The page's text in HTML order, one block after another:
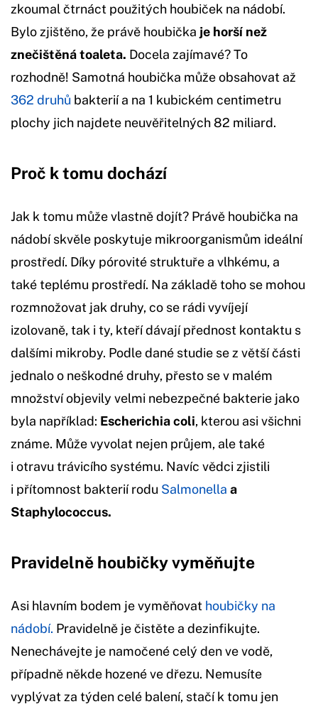
zkoumal čtrnáct použitých houbiček na nádobí.
Bylo zjištěno, že právě houbička je horší než
znečištěná toaleta. Docela zajímavé? To
rozhodně! Samotná houbička může obsahovat až
362 druhů bakterií a na 1 kubickém centimetru
plochy jich najdete neuvěřitelných 82 miliard.
Proč k tomu dochází
Jak k tomu může vlastně dojít? Právě houbička na
nádobí skvěle poskytuje mikroorganismům ideální
prostředí. Díky pórovité struktuře a vlhkému, a
také teplému prostředí. Na základě toho se mohou
rozmnožovat jak druhy, co se rádi vyvíjejí
izolovaně, tak i ty, kteří dávají přednost kontaktu s
dalšími mikroby. Podle dané studie se z větší části
jednalo o neškodné druhy, přesto se v malém
množství objevily velmi nebezpečné bakterie jako
byla například: Escherichia coli, kterou asi všichni
známe. Může vyvolat nejen průjem, ale také
i otravu trávicího systému. Navíc vědci zjistili
i přítomnost bakterií rodu Salmonella a
Staphylococcus.
Pravidelně houbičky vyměňujte
Asi hlavním bodem je vyměňovat houbičky na
nádobí. Pravidelně je čistěte a dezinfikujte.
Nenechávejte je namočené celý den ve vodě,
případně někde hozené ve dřezu. Nemusíte
vyplývat za týden celé balení, stačí k tomu jen